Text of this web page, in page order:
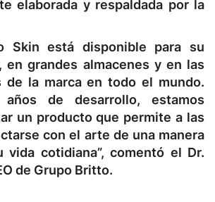
elaborada y respaldada por la
Skin está disponible para su
en grandes almacenes y en las
de la marca en todo el mundo.
años de desarrollo, estamos
un producto que permite a las
con el arte de una manera
vida cotidiana”, comentó el Dr.
de Grupo Britto.